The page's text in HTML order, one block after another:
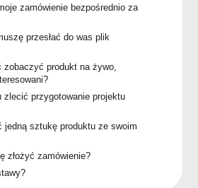
zamówienie bezpośrednio za
przesłać do was plik
produkt na żywo,
zlecić przygotowanie projektu
jedną sztukę produktu ze swoim
złożyć zamówienie?